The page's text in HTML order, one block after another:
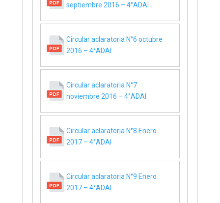
septiembre 2016 – 4°ADAI
Circular aclaratoria N°6 octubre
2016 – 4°ADAI
Circular aclaratoria N°7
noviembre 2016 – 4°ADAI
Circular aclaratoria N°8 Enero
2017 – 4°ADAI
Circular aclaratoria N°9 Enero
2017 – 4°ADAI